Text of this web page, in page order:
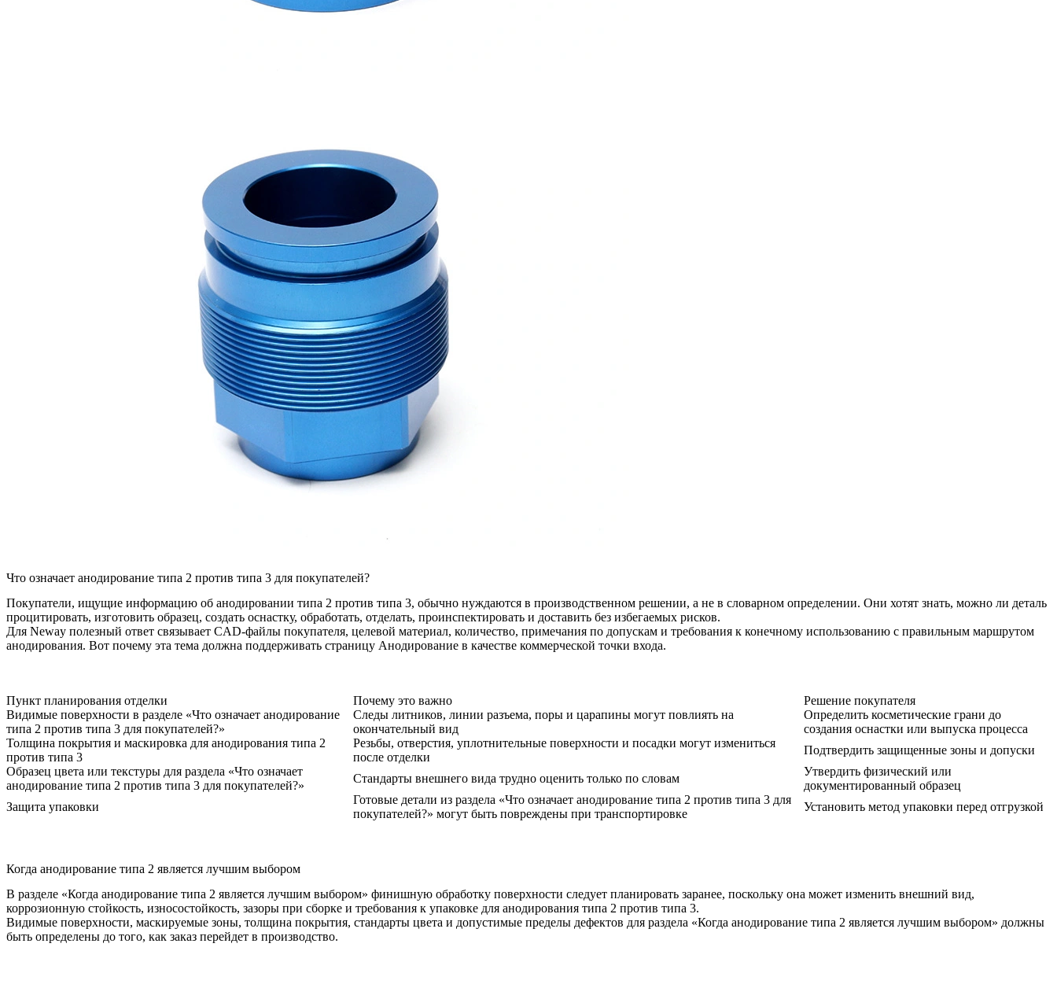
Что означает анодирование типа 2 против типа 3 для покупателей?
Покупатели, ищущие информацию об анодировании типа 2 против типа 3, обычно нуждаются в производственном решении, а не в словарном определении. Они хотят знать, можно ли деталь
процитировать, изготовить образец, создать оснастку, обработать, отделать, проинспектировать и доставить без избегаемых рисков.
Для Neway полезный ответ связывает CAD-файлы покупателя, целевой материал, количество, примечания по допускам и требования к конечному использованию с правильным маршрутом
анодирования. Вот почему эта тема должна поддерживать страницу Анодирование в качестве коммерческой точки входа.
Пункт планирования отделки Почему это важно
Решение покупателя
Видимые поверхности в разделе «Что означает анодирование
типа 2 против типа 3 для покупателей?»
Следы литников, линии разъема, поры и царапины могут повлиять на
окончательный вид
Определить косметические грани до
создания оснастки или выпуска процесса
Толщина покрытия и маскировка для анодирования типа 2
против типа 3
Резьбы, отверстия, уплотнительные поверхности и посадки могут измениться
после отделки
Подтвердить защищенные зоны и допуски
Образец цвета или текстуры для раздела «Что означает
анодирование типа 2 против типа 3 для покупателей?»
Стандарты внешнего вида трудно оценить только по словам
Утвердить физический или
документированный образец
Защита упаковки
Готовые детали из раздела «Что означает анодирование типа 2 против типа 3 для
покупателей?» могут быть повреждены при транспортировке
Установить метод упаковки перед отгрузкой
Когда анодирование типа 2 является лучшим выбором
В разделе «Когда анодирование типа 2 является лучшим выбором» финишную обработку поверхности следует планировать заранее, поскольку она может изменить внешний вид,
коррозионную стойкость, износостойкость, зазоры при сборке и требования к упаковке для анодирования типа 2 против типа 3.
Видимые поверхности, маскируемые зоны, толщина покрытия, стандарты цвета и допустимые пределы дефектов для раздела «Когда анодирование типа 2 является лучшим выбором» должны
быть определены до того, как заказ перейдет в производство.